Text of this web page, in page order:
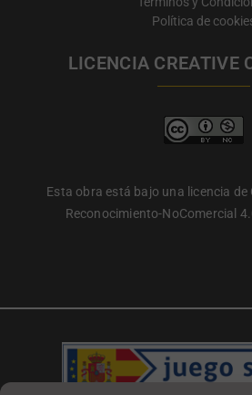
Política de
LICENCIA CREATIVE
Esta obra está bajo una licencia de
Reconocimiento-NoComercial